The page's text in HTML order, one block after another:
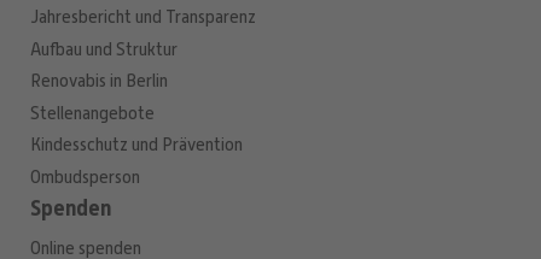
Jahresbericht und Transparenz
Aufbau und Struktur
Renovabis in Berlin
Stellenangebote
Kindesschutz und Prävention
Ombudsperson
Spenden
Online spenden